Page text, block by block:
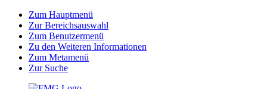
Zum Hauptmenü
Zur Bereichsauswahl
Zum Benutzermenü
Zu den Weiteren Informationen
Zum Metamenü
Zur Suche